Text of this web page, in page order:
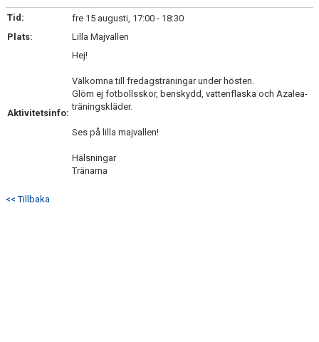
KALENDER
KONTAKT
Tid:
fre 15 augusti, 17:00 - 18:30
Plats:
Lilla Majvallen
Aktivitetsinfo:
Hej!
Välkomna till fredagsträningar under hösten.
Glöm ej fotbollsskor, benskydd, vattenflaska och Azalea-
träningskläder.
Ses på lilla majvallen!
Hälsningar
Tränarna
<< Tillbaka